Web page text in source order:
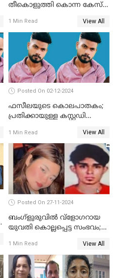
തീകൊളുത്തി കൊന്ന കേസ്‌;
രേഖപ്പെടുത്തി
1 Min Read View All
Posted On 02-12-2024
ഫസീലയുടെ കൊലപാതകം;
പ്രതിക്കായുള്ള കസ്റ്റഡി
1 Min Read View All
Posted On 27-11-2024
ബംഗ്‌ളുരുവില്‍ വ്‌ളോഗറായ
യുവതി കൊല്ലപ്പെട്ട സംഭവം;
ഊര്‍ജിതമാക്കി
1 Min Read View All